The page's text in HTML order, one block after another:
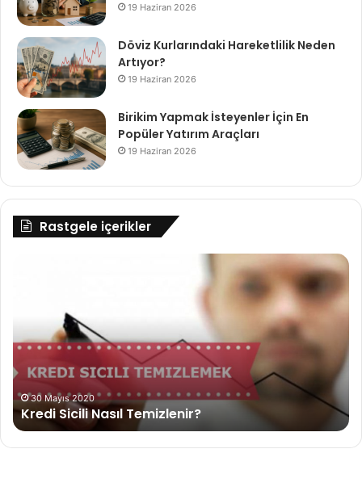
19 Haziran 2026
Döviz Kurlarındaki Hareketlilik Neden
Artıyor?
19 Haziran 2026
Birikim Yapmak İsteyenler İçin En
Popüler Yatırım Araçları
19 Haziran 2026
Rastgele içerikler
Temizlenir?
30 Mayıs 2020
Kredi Sicili Nasıl Temizlenir?